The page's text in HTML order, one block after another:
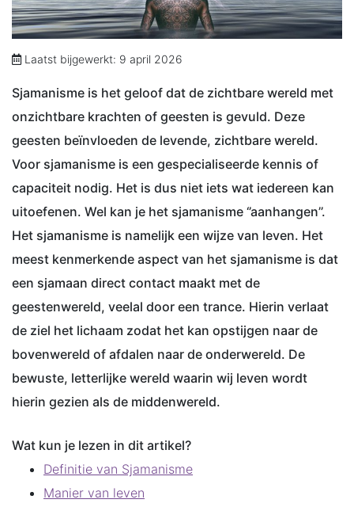
Laatst bijgewerkt: 9 april 2026
Sjamanisme is het geloof dat de zichtbare wereld met
onzichtbare krachten of geesten is gevuld. Deze
geesten beïnvloeden de levende, zichtbare wereld.
Voor sjamanisme is een gespecialiseerde kennis of
capaciteit nodig. Het is dus niet iets wat iedereen kan
uitoefenen. Wel kan je het sjamanisme ‘’aanhangen’’.
Het sjamanisme is namelijk een wijze van leven. Het
meest kenmerkende aspect van het sjamanisme is dat
een sjamaan direct contact maakt met de
geestenwereld, veelal door een trance. Hierin verlaat
de ziel het lichaam zodat het kan opstijgen naar de
bovenwereld of afdalen naar de onderwereld. De
bewuste, letterlijke wereld waarin wij leven wordt
hierin gezien als de middenwereld.
Wat kun je lezen in dit artikel?
Definitie van Sjamanisme
Manier van leven